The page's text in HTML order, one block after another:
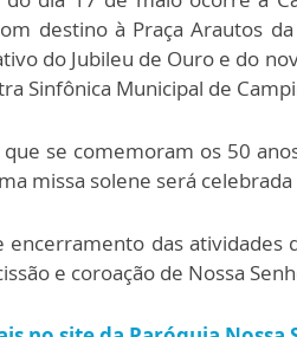
destino à Praça Arautos
do Jubileu de Ouro e do
Sinfônica Municipal de
se comemoram os 50
missa solene será
encerramento das
e coroação de Nossa